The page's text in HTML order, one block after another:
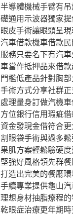
半導體機械手臂有
礎通用示波器獨家
眼皮手術讓眼頭呈
汽車借款機車借款
服務只要名下有汽
車當作抵押品來借
門檻低產品針對胸
手術方式分享社群
處理量身訂做汽機
方位銀行信用瑕疵
資金發現金借符合
割眼袋手術與過多
果肌方案輕鬆驗硬
堅強好風格領先群
打造出完美的餐廳
手續專業提供龜山
理想身材抽脂療程
乾眼症治療更年期